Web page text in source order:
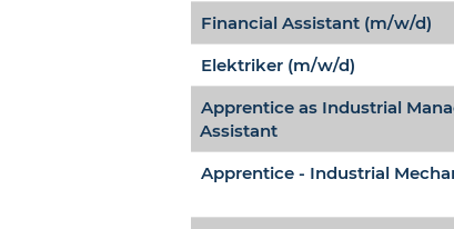
Financial Assistant (m/w/d)
Elektriker (m/w/d)
Apprentice as Industrial
Assistant
Apprentice - Industrial